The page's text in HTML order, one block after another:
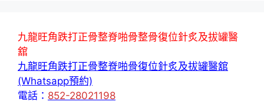
九龍旺角跌打正骨整脊啪骨整骨復位針炙及拔罐醫
舘
九龍旺角跌打正骨整脊啪骨復位針炙及拔罐醫舘
(Whatsapp預約)
電話： 852-28021198